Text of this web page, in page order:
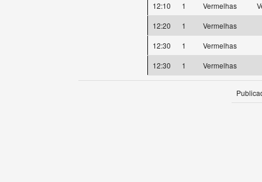
12:10
1 Vermelhas
12:20
1
Vermelhas
12:30
1
Vermelhas
12:30
1 Vermelhas